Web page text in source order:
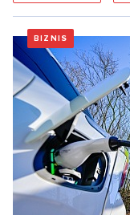
BIZNIS